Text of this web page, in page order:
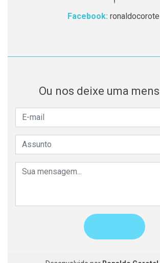
Facebook:
Ou nos deixe uma